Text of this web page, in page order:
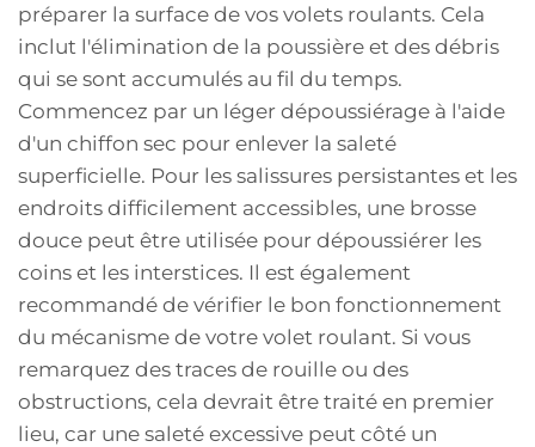
préparer la surface de vos volets roulants. Cela
inclut l'élimination de la poussière et des débris
qui se sont accumulés au fil du temps.
Commencez par un léger dépoussiérage à l'aide
d'un chiffon sec pour enlever la saleté
superficielle. Pour les salissures persistantes et les
endroits difficilement accessibles, une brosse
douce peut être utilisée pour dépoussiérer les
coins et les interstices. Il est également
recommandé de vérifier le bon fonctionnement
du mécanisme de votre volet roulant. Si vous
remarquez des traces de rouille ou des
obstructions, cela devrait être traité en premier
lieu, car une saleté excessive peut côté un